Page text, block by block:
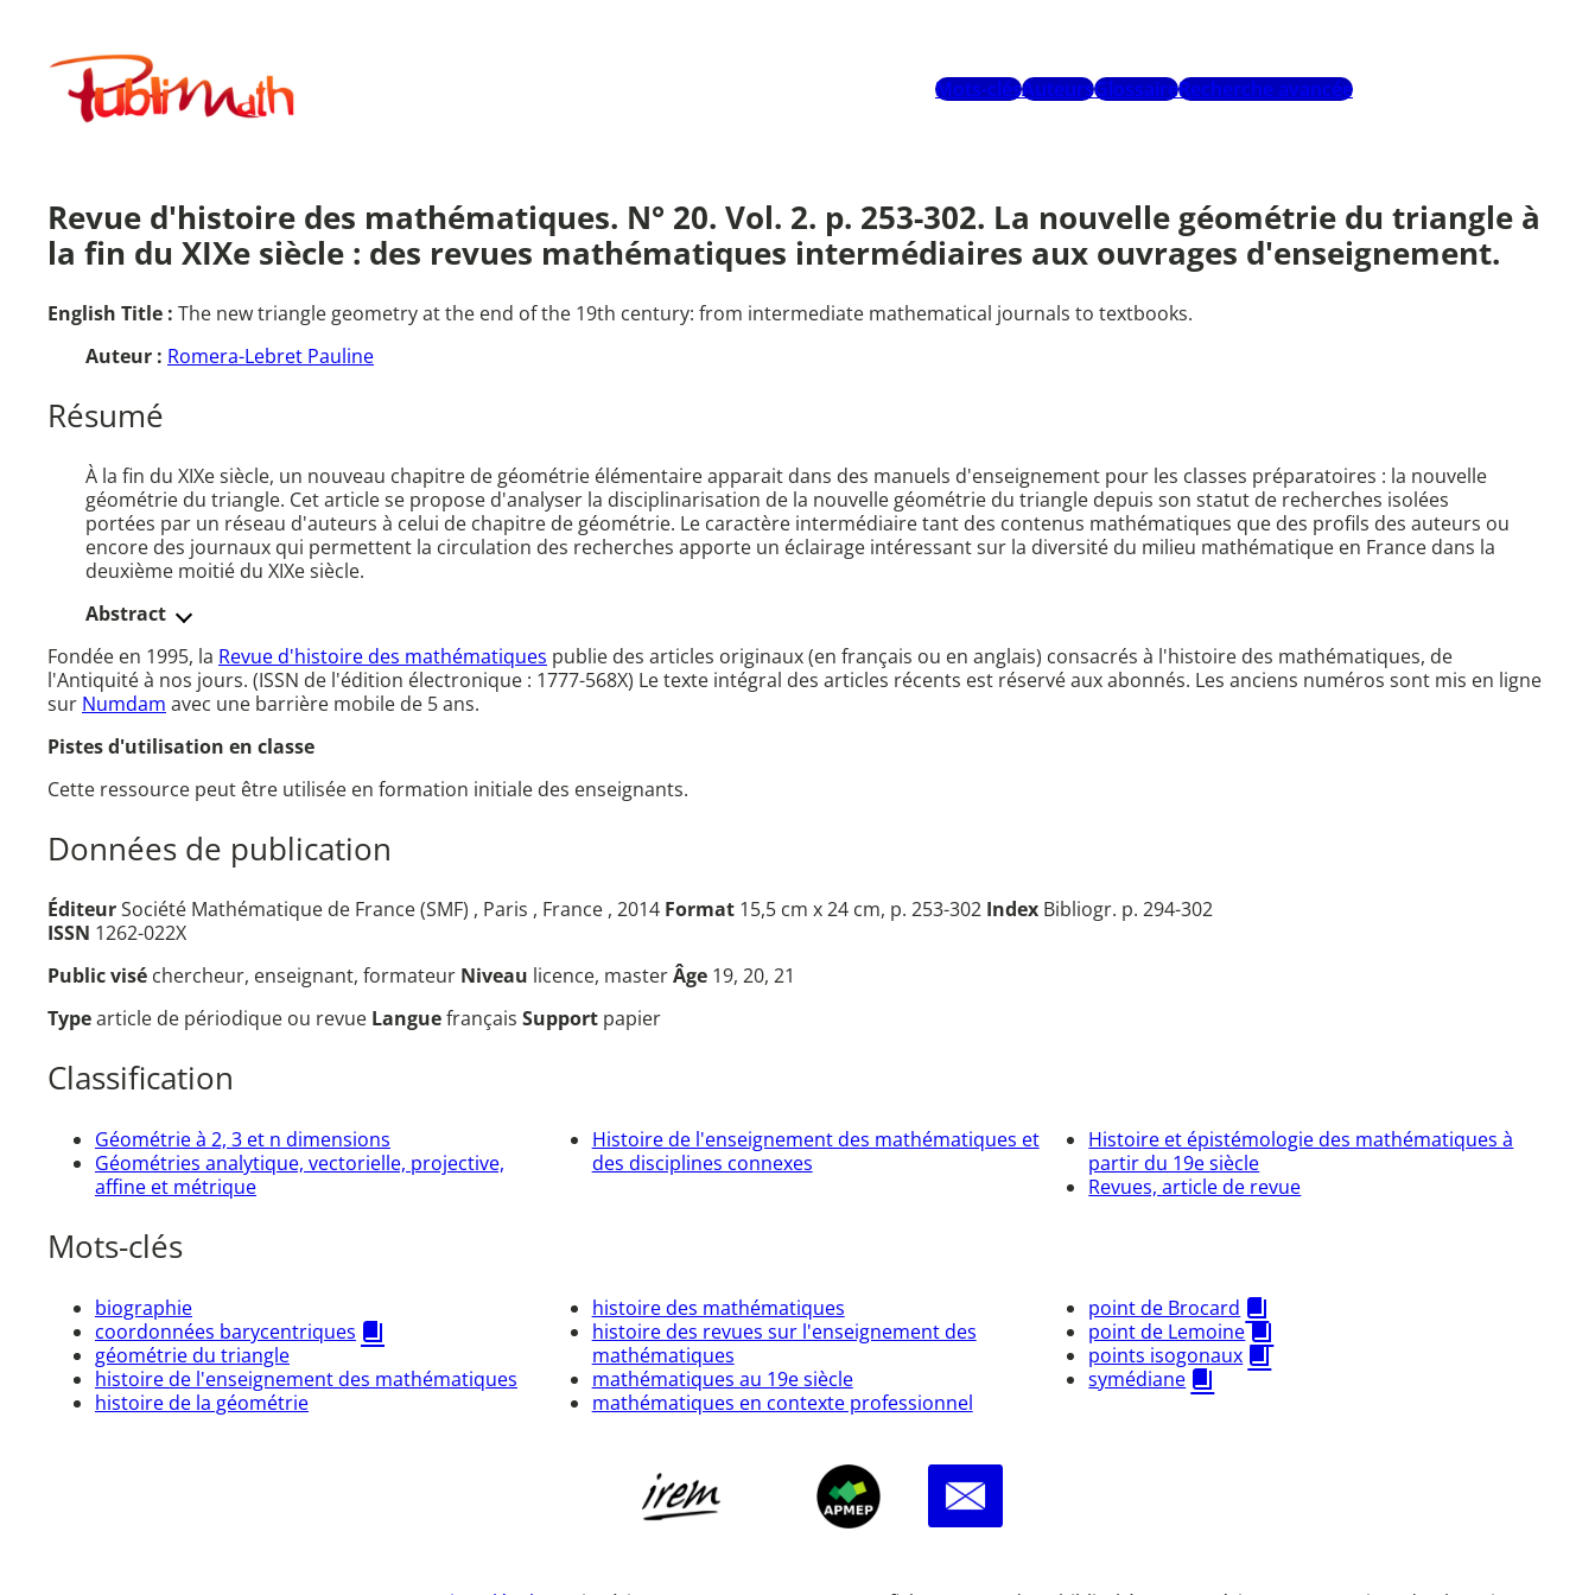
contenuPublimath
Mots-clésAuteursGlossaireRecherche avancée
Revue d'histoire des mathématiques. N° 20. Vol. 2. p. 253-302. La nouvelle géométrie du triangle à
la fin du XIXe siècle : des revues mathématiques intermédiaires aux ouvrages d'enseignement.
English Title : The new triangle geometry at the end of the 19th century: from intermediate mathematical journals to textbooks.
Auteur : Romera-Lebret Pauline
Résumé
À la fin du XIXe siècle, un nouveau chapitre de géométrie élémentaire apparait dans des manuels d'enseignement pour les classes préparatoires : la nouvelle
géométrie du triangle. Cet article se propose d'analyser la disciplinarisation de la nouvelle géométrie du triangle depuis son statut de recherches isolées
portées par un réseau d'auteurs à celui de chapitre de géométrie. Le caractère intermédiaire tant des contenus mathématiques que des profils des auteurs ou
encore des journaux qui permettent la circulation des recherches apporte un éclairage intéressant sur la diversité du milieu mathématique en France dans la
deuxième moitié du XIXe siècle.
Abstract
Fondée en 1995, la Revue d'histoire des mathématiques publie des articles originaux (en français ou en anglais) consacrés à l'histoire des mathématiques, de
l'Antiquité à nos jours. (ISSN de l'édition électronique : 1777-568X) Le texte intégral des articles récents est réservé aux abonnés. Les anciens numéros sont mis en ligne
sur Numdam avec une barrière mobile de 5 ans.
Pistes d'utilisation en classe
Cette ressource peut être utilisée en formation initiale des enseignants.
Données de publication
ÉditeurSociété Mathématique de France (SMF) , Paris , France , 2014 Format 15,5 cm x 24 cm, p. 253-302 Index Bibliogr. p. 294-302
ISSN 1262-022X
Public visé chercheur, enseignant, formateur Niveau licence, masterÂge 19, 20, 21
Typearticle de périodique ou revue Languefrançais Support papier
Classification
Géométrie à 2, 3 et n dimensions
Géométries analytique, vectorielle, projective,
affine et métrique
Histoire de l'enseignement des mathématiques et
des disciplines connexes
Histoire et épistémologie des mathématiques à
partir du 19e siècle
Revues, article de revue
Mots-clés
biographie
coordonnées barycentriques
géométrie du triangle
histoire de l'enseignement des mathématiques
histoire de la géométrie
histoire des mathématiques
histoire des revues sur l'enseignement des
mathématiques
mathématiques au 19e siècle
mathématiques en contexte professionnel
point de Brocard
point de Lemoine
points isogonaux
symédiane